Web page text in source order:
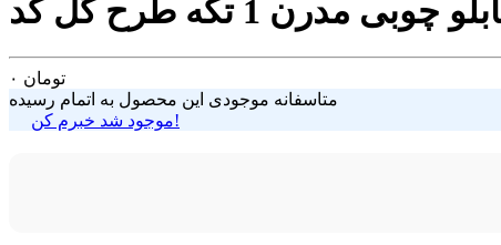
۰ تومان
متاسفانه موجودی این محصول به اتمام رسیده
موجود شد خبرم کن!